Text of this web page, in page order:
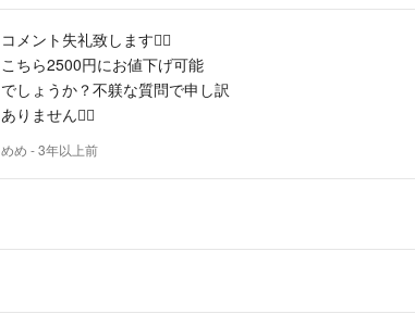
コメント失礼致します🙇‍♀️
こちら2500円にお値下げ可能
でしょうか？不躾な質問で申し訳
ありません🙇‍♀️
めめ - 3年以上前